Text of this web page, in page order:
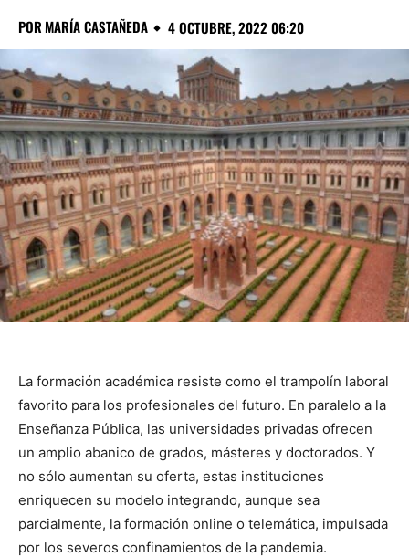
PORMARÍA CASTAÑEDA 4 OCTUBRE, 2022 06:20
La formación académica resiste como el trampolín laboral
favorito para los profesionales del futuro. En paralelo a la
Enseñanza Pública, las universidades privadas ofrecen
un amplio abanico de grados, másteres y doctorados. Y
no sólo aumentan su oferta, estas instituciones
enriquecen su modelo integrando, aunque sea
parcialmente, la formación online o telemática, impulsada
por los severos confinamientos de la pandemia.